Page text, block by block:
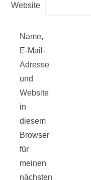
Website
Name,
E-Mail-
Adresse
und
Website
in
diesem
Browser
für
meinen
nächsten